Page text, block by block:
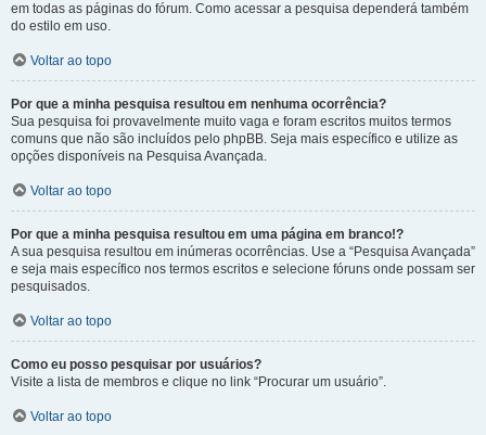
em todas as páginas do fórum. Como acessar a pesquisa dependerá também
do estilo em uso.
Voltar ao topo
Por que a minha pesquisa resultou em nenhuma ocorrência?
Sua pesquisa foi provavelmente muito vaga e foram escritos muitos termos
comuns que não são incluídos pelo phpBB. Seja mais específico e utilize as
opções disponíveis na Pesquisa Avançada.
Voltar ao topo
Por que a minha pesquisa resultou em uma página em branco!?
A sua pesquisa resultou em inúmeras ocorrências. Use a “Pesquisa Avançada”
e seja mais específico nos termos escritos e selecione fóruns onde possam ser
pesquisados.
Voltar ao topo
Como eu posso pesquisar por usuários?
Visite a lista de membros e clique no link “Procurar um usuário”.
Voltar ao topo